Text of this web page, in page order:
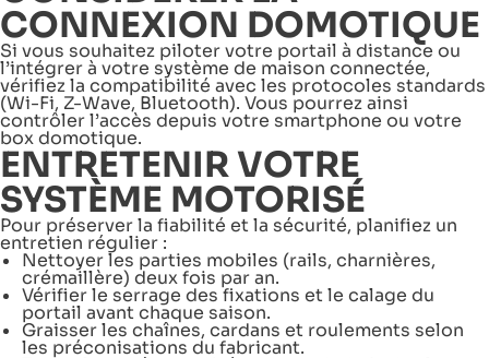
CONNEXION DOMOTIQUE
Si vous souhaitez piloter votre portail à distance ou
l’intégrer à votre système de maison connectée,
vérifiez la compatibilité avec les protocoles standards
(Wi-Fi, Z-Wave, Bluetooth). Vous pourrez ainsi
contrôler l’accès depuis votre smartphone ou votre
box domotique.
ENTRETENIR VOTRE
SYSTÈME MOTORISÉ
Pour préserver la fiabilité et la sécurité, planifiez un
entretien régulier :
Nettoyer les parties mobiles (rails, charnières,
crémaillère) deux fois par an.
Vérifier le serrage des fixations et le calage du
portail avant chaque saison.
Graisser les chaînes, cardans et roulements selon
les préconisations du fabricant.